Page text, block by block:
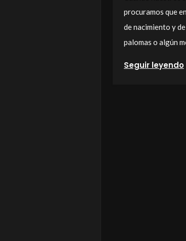
procuramos que
de nacimiento y
palomas o algún
Seguir leyendo